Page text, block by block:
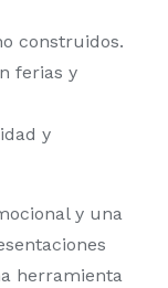
construidos.
ferias y
y
y una
herramienta